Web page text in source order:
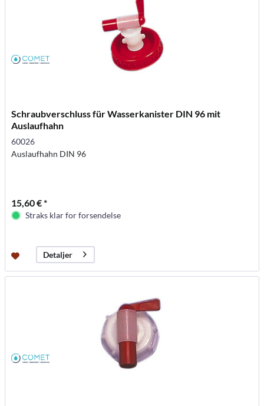
Schraubverschluss für Wasserkanister DIN 96 mit
Auslaufhahn
60026
Auslaufhahn DIN 96
15,60 € *
Straks klar for forsendelse
Detaljer